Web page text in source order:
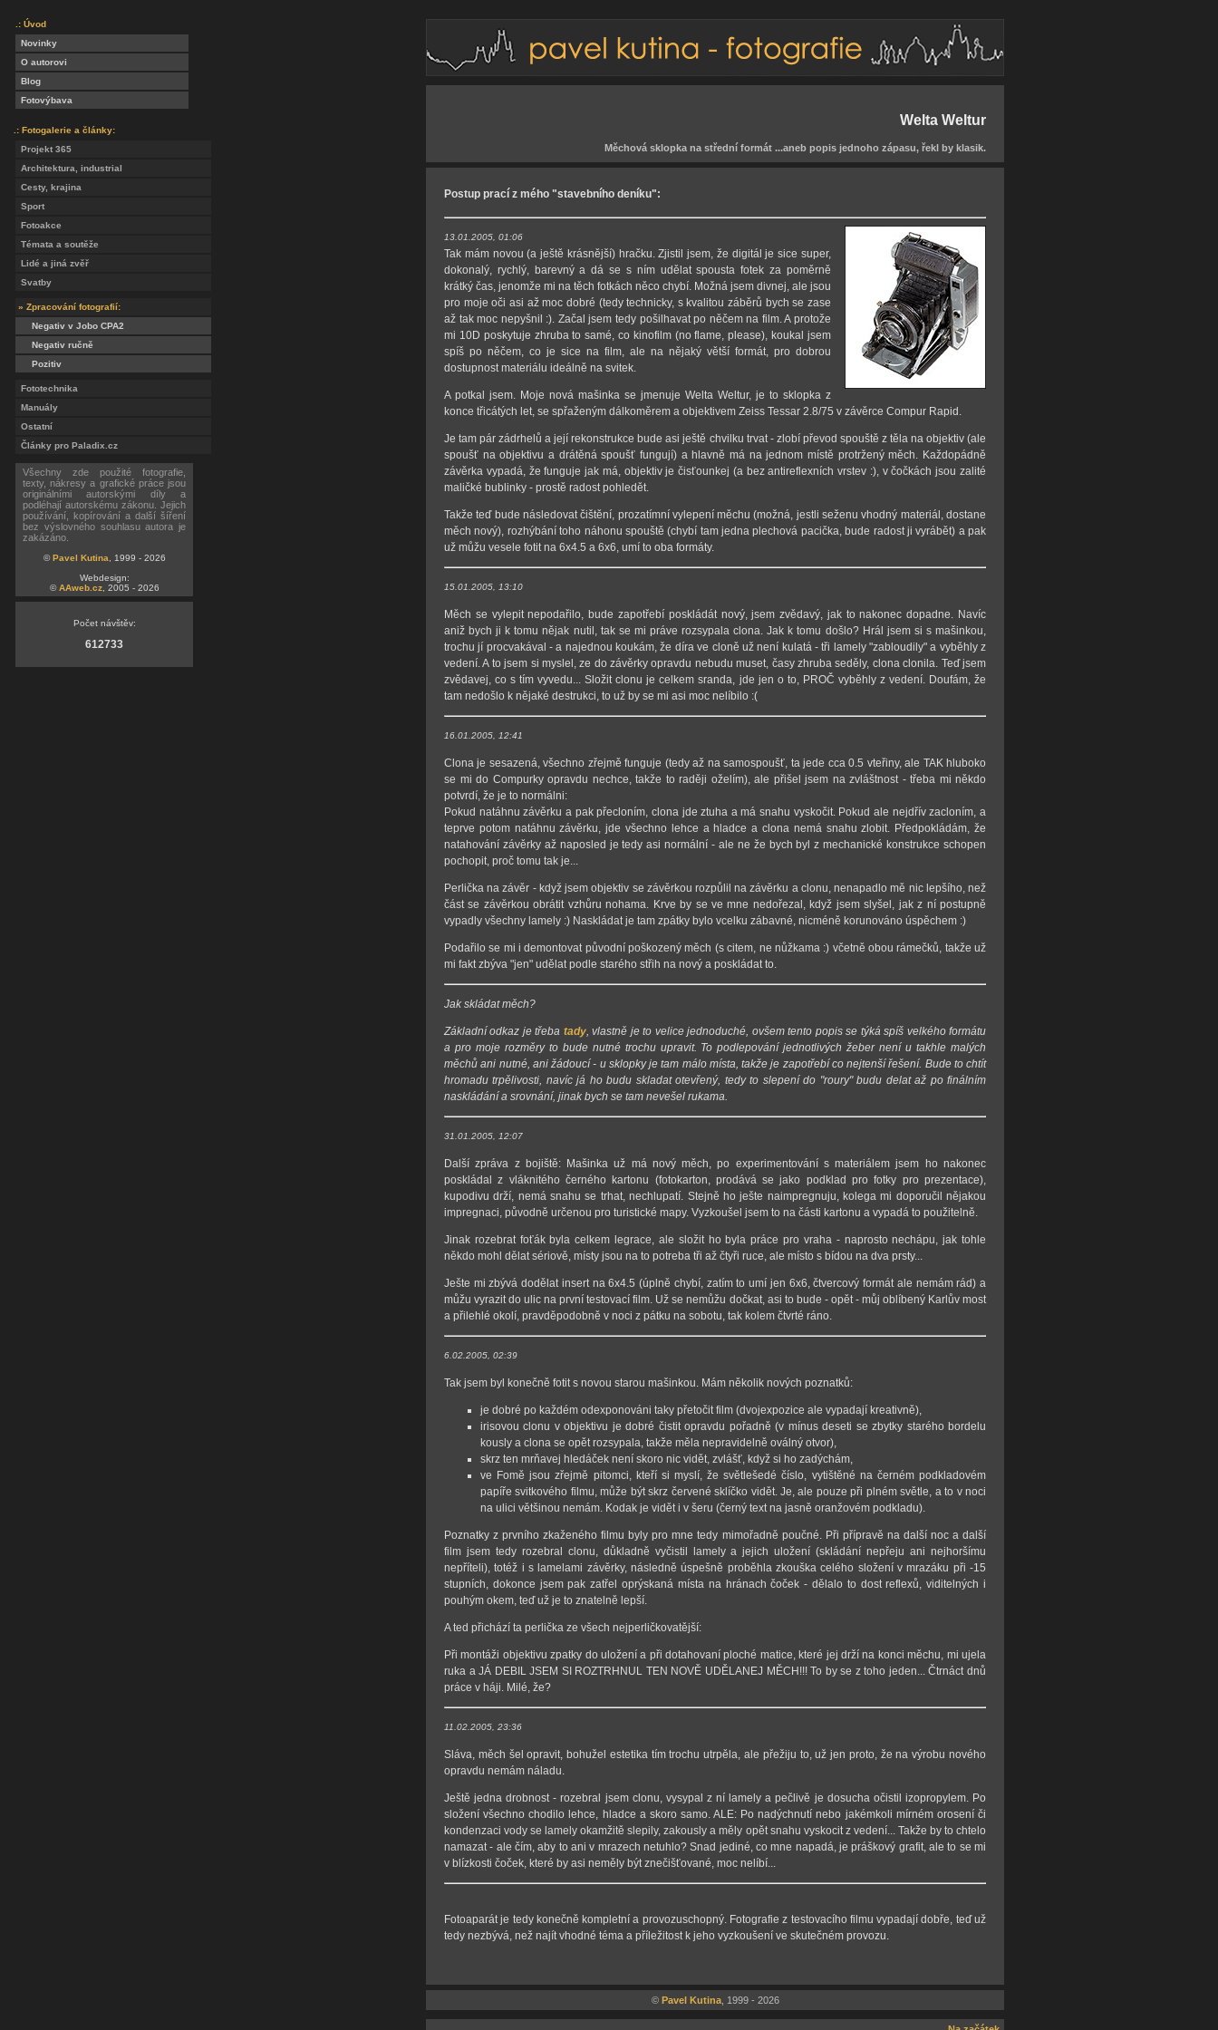
.: Úvod
Novinky
O autorovi
Blog
Fotovýbava
.: Fotogalerie a články:
Projekt 365
Architektura, industrial
Cesty, krajina
Sport
Fotoakce
Témata a soutěže
Lidé a jiná zvěř
Svatby
» Zpracování fotografií:
Negativ v Jobo CPA2
Negativ ručně
Pozitiv
Fototechnika
Manuály
Ostatní
Články pro Paladix.cz
Všechny zde použité fotografie,
texty, nákresy a grafické práce jsou
originálními autorskými díly a
podléhají autorskému zákonu. Jejich
používání, kopírování a další šíření
bez výslovného souhlasu autora je
zakázáno.
©Pavel Kutina , 1999 - 2026
Webdesign:
©AAweb.cz, 2005 - 2026
Počet návštěv:
612733
Welta Weltur
Měchová sklopka na střední formát ...aneb popis jednoho zápasu, řekl by klasik.
Postup prací z mého "stavebního deníku":
13.01.2005, 01:06
Tak mám novou (a ještě krásnější) hračku. Zjistil jsem, že digitál je sice super,
dokonalý, rychlý, barevný a dá se s ním udělat spousta fotek za poměrně
krátký čas, jenomže mi na těch fotkách něco chybí. Možná jsem divnej, ale jsou
pro moje oči asi až moc dobré (tedy technicky, s kvalitou záběrů bych se zase
až tak moc nepyšnil :). Začal jsem tedy pošilhavat po něčem na film. A protože
mi 10D poskytuje zhruba to samé, co kinofilm (no flame, please), koukal jsem
spíš po něčem, co je sice na film, ale na nějaký větší formát, pro dobrou
dostupnost materiálu ideálně na svitek.
A potkal jsem. Moje nová mašinka se jmenuje Welta Weltur, je to sklopka z
konce třicátých let, se spřaženým dálkoměrem a objektivem Zeiss Tessar 2.8/75 v závěrce Compur Rapid.
Je tam pár zádrhelů a její rekonstrukce bude asi ještě chvilku trvat - zlobí převod spouště z těla na objektiv (ale
spoušť na objektivu a drátěná spoušť fungují) a hlavně má na jednom místě protržený měch. Každopádně
závěrka vypadá, že funguje jak má, objektiv je čisťounkej (a bez antireflexních vrstev :), v čočkách jsou zalité
maličké bublinky - prostě radost pohledět.
Takže teď bude následovat čištění, prozatímní vylepení měchu (možná, jestli seženu vhodný materiál, dostane
měch nový), rozhýbání toho náhonu spouště (chybí tam jedna plechová pacička, bude radost ji vyrábět) a pak
už můžu vesele fotit na 6x4.5 a 6x6, umí to oba formáty.
15.01.2005, 13:10
Měch se vylepit nepodařilo, bude zapotřebí poskládát nový, jsem zvědavý, jak to nakonec dopadne. Navíc
aniž bych ji k tomu nějak nutil, tak se mi práve rozsypala clona. Jak k tomu došlo? Hrál jsem si s mašinkou,
trochu jí procvakával - a najednou koukám, že díra ve cloně už není kulatá - tři lamely "zabloudily" a vyběhly z
vedení. A to jsem si myslel, ze do závěrky opravdu nebudu muset, časy zhruba seděly, clona clonila. Teď jsem
zvědavej, co s tím vyvedu... Složit clonu je celkem sranda, jde jen o to, PROČ vyběhly z vedení. Doufám, že
tam nedošlo k nějaké destrukci, to už by se mi asi moc nelíbilo :(
16.01.2005, 12:41
Clona je sesazená, všechno zřejmě funguje (tedy až na samospoušť, ta jede cca 0.5 vteřiny, ale TAK hluboko
se mi do Compurky opravdu nechce, takže to raději oželím), ale přišel jsem na zvláštnost - třeba mi někdo
potvrdí, že je to normálni:
Pokud natáhnu závěrku a pak přecloním, clona jde ztuha a má snahu vyskočit. Pokud ale nejdřív zacloním, a
teprve potom natáhnu závěrku, jde všechno lehce a hladce a clona nemá snahu zlobit. Předpokládám, že
natahování závěrky až naposled je tedy asi normální - ale ne že bych byl z mechanické konstrukce schopen
pochopit, proč tomu tak je...
Perlička na závěr - když jsem objektiv se závěrkou rozpůlil na závěrku a clonu, nenapadlo mě nic lepšího, než
část se závěrkou obrátit vzhůru nohama. Krve by se ve mne nedořezal, když jsem slyšel, jak z ní postupně
vypadly všechny lamely :) Naskládat je tam zpátky bylo vcelku zábavné, nicméně korunováno úspěchem :)
Podařilo se mi i demontovat původní poškozený měch (s citem, ne nůžkama :) včetně obou rámečků, takže už
mi fakt zbýva "jen" udělat podle starého střih na nový a poskládat to.
Jak skládat měch?
Základní odkaz je třeba tady, vlastně je to velice jednoduché, ovšem tento popis se týká spíš velkého formátu
a pro moje rozměry to bude nutné trochu upravit. To podlepování jednotlivých žeber není u takhle malých
měchů ani nutné, ani žádoucí - u sklopky je tam málo místa, takže je zapotřebí co nejtenší řešení. Bude to chtít
hromadu trpělivosti, navíc já ho budu skladat otevřený, tedy to slepení do "roury" budu delat až po finálním
naskládání a srovnání, jinak bych se tam nevešel rukama.
31.01.2005, 12:07
Další zpráva z bojiště: Mašinka už má nový měch, po experimentování s materiálem jsem ho nakonec
poskládal z vláknitého černého kartonu (fotokarton, prodává se jako podklad pro fotky pro prezentace),
kupodivu drží, nemá snahu se trhat, nechlupatí. Stejně ho ješte naimpregnuju, kolega mi doporučil nějakou
impregnaci, původně určenou pro turistické mapy. Vyzkoušel jsem to na části kartonu a vypadá to použitelně.
Jinak rozebrat foťák byla celkem legrace, ale složit ho byla práce pro vraha - naprosto nechápu, jak tohle
někdo mohl dělat sériově, místy jsou na to potreba tři až čtyři ruce, ale místo s bídou na dva prsty...
Ješte mi zbývá dodělat insert na 6x4.5 (úplně chybí, zatím to umí jen 6x6, čtvercový formát ale nemám rád) a
můžu vyrazit do ulic na první testovací film. Už se nemůžu dočkat, asi to bude - opět - můj oblíbený Karlův most
a přilehlé okolí, pravděpodobně v noci z pátku na sobotu, tak kolem čtvrté ráno.
6.02.2005, 02:39
Tak jsem byl konečně fotit s novou starou mašinkou. Mám několik nových poznatků:
je dobré po každém odexponováni taky přetočit film (dvojexpozice ale vypadají kreativně),
irisovou clonu v objektivu je dobré čistit opravdu pořadně (v mínus deseti se zbytky starého bordelu
kously a clona se opět rozsypala, takže měla nepravidelně oválný otvor),
skrz ten mrňavej hledáček není skoro nic vidět, zvlášť, když si ho zadýchám,
ve Fomě jsou zřejmě pitomci, kteří si myslí, že světlešedé číslo, vytištěné na černém podkladovém
papíře svitkového filmu, může být skrz červené sklíčko vidět. Je, ale pouze při plném světle, a to v noci
na ulici většinou nemám. Kodak je vidět i v šeru (černý text na jasně oranžovém podkladu).
Poznatky z prvního zkaženého filmu byly pro mne tedy mimořadně poučné. Při přípravě na další noc a další
film jsem tedy rozebral clonu, důkladně vyčistil lamely a jejich uložení (skládání nepřeju ani nejhoršímu
nepříteli), totéž i s lamelami závěrky, následně úspešně proběhla zkouška celého složení v mrazáku při -15
stupních, dokonce jsem pak zatřel oprýskaná místa na hránach čoček - dělalo to dost reflexů, viditelných i
pouhým okem, teď už je to znatelně lepší.
A ted přichází ta perlička ze všech nejperličkovatější:
Při montáži objektivu zpatky do uložení a při dotahovaní ploché matice, které jej drží na konci měchu, mi ujela
ruka a JÁ DEBIL JSEM SI ROZTRHNUL TEN NOVĚ UDĚLANEJ MĚCH!!! To by se z toho jeden... Čtrnáct dnů
práce v háji. Milé, že?
11.02.2005, 23:36
Sláva, měch šel opravit, bohužel estetika tím trochu utrpěla, ale přežiju to, už jen proto, že na výrobu nového
opravdu nemám náladu.
Ještě jedna drobnost - rozebral jsem clonu, vysypal z ní lamely a pečlivě je dosucha očistil izopropylem. Po
složení všechno chodilo lehce, hladce a skoro samo. ALE: Po nadýchnutí nebo jakémkoli mírném orosení či
kondenzaci vody se lamely okamžitě slepily, zakously a měly opět snahu vyskocit z vedení... Takže by to chtelo
namazat - ale čím, aby to ani v mrazech netuhlo? Snad jediné, co mne napadá, je práškový grafit, ale to se mi
v blízkosti čoček, které by asi neměly být znečišťované, moc nelíbí...
Fotoaparát je tedy konečně kompletní a provozuschopný. Fotografie z testovacího filmu vypadají dobře, teď už
tedy nezbývá, než najít vhodné téma a příležitost k jeho vyzkoušení ve skutečném provozu.
© Pavel Kutina, 1999 - 2026